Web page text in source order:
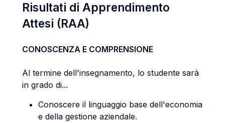
Risultati di Apprendimento
Attesi (RAA)
CONOSCENZA E COMPRENSIONE
Al termine dell'insegnamento, lo studente sarà
in grado di...
Conoscere il linguaggio base dell'economia
e della gestione aziendale.